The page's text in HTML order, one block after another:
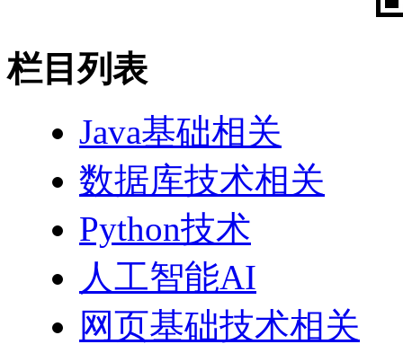
栏目列表
Java基础相关
数据库技术相关
Python技术
人工智能AI
网页基础技术相关